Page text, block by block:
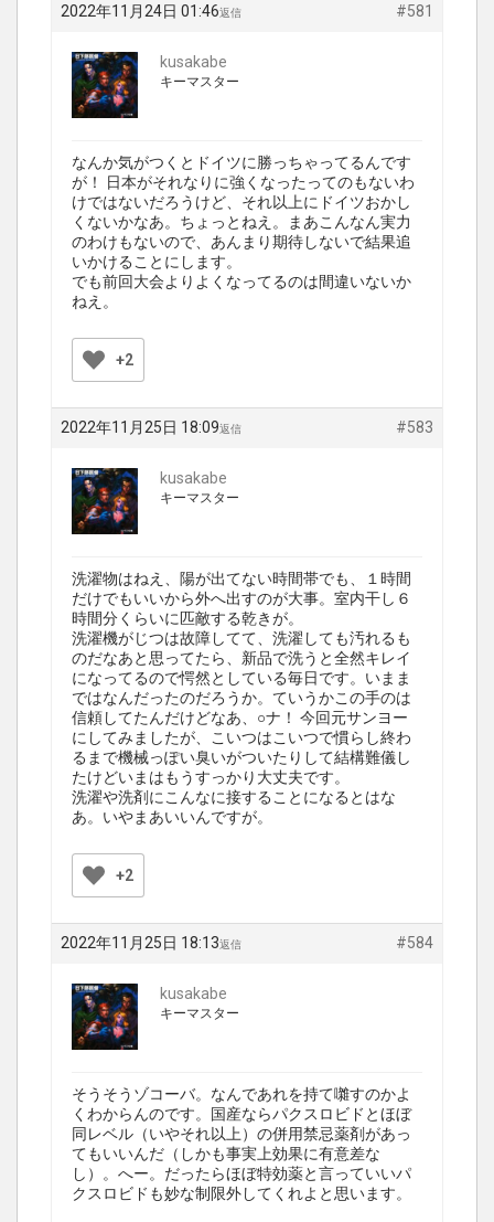
2022年11月24日 01:46 #581
返信
kusakabe
キーマスター
なんか気がつくとドイツに勝っちゃってるんです
が！ 日本がそれなりに強くなったってのもないわ
けではないだろうけど、それ以上にドイツおかし
くないかなあ。ちょっとねえ。まあこんなん実力
のわけもないので、あんまり期待しないで結果追
いかけることにします。
でも前回大会よりよくなってるのは間違いないか
ねえ。
+2
2022年11月25日 18:09 #583
返信
kusakabe
キーマスター
洗濯物はねえ、陽が出てない時間帯でも、１時間
だけでもいいから外へ出すのが大事。室内干し６
時間分くらいに匹敵する乾きが。
洗濯機がじつは故障してて、洗濯しても汚れるも
のだなあと思ってたら、新品で洗うと全然キレイ
になってるので愕然としている毎日です。いまま
ではなんだったのだろうか。ていうかこの手のは
信頼してたんだけどなあ、○ナ！ 今回元サンヨー
にしてみましたが、こいつはこいつで慣らし終わ
るまで機械っぽい臭いがついたりして結構難儀し
たけどいまはもうすっかり大丈夫です。
洗濯や洗剤にこんなに接することになるとはな
あ。いやまあいいんですが。
+2
2022年11月25日 18:13 #584
返信
kusakabe
キーマスター
そうそうゾコーバ。なんであれを持て囃すのかよ
くわからんのです。国産ならパクスロビドとほぼ
同レベル（いやそれ以上）の併用禁忌薬剤があっ
てもいいんだ（しかも事実上効果に有意差な
し）。へー。だったらほぼ特効薬と言っていいパ
クスロビドも妙な制限外してくれよと思います。